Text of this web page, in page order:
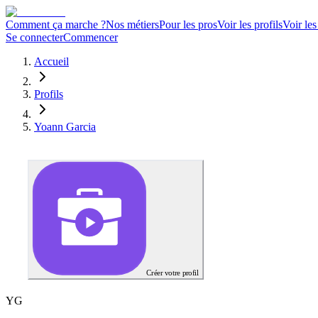
Comment ça marche ?Nos métiersPour les prosVoir les profilsVoir
Se connecterCommencer
Accueil
Profils
Yoann Garcia
Créer votre profil
YG